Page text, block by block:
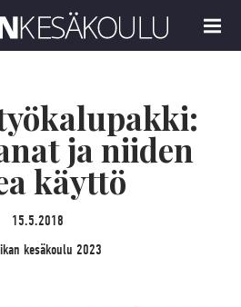
MENU
ja niiden
käyttö
15.5.2018
kesäkoulu 2023